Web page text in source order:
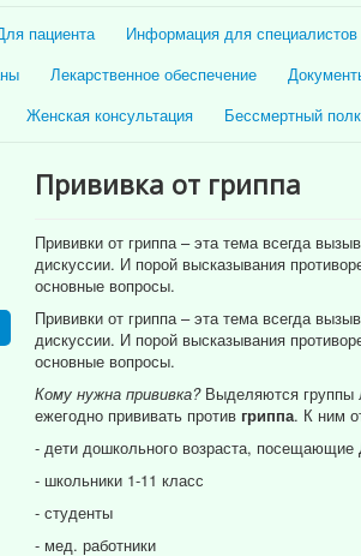
пациента Информация для специалистов
Лекарственное обеспечение
Женская консультация Бессмертный полк
Прививка от гриппа
Прививки от гриппа – эта тема всегда
дискуссии. И порой высказывания
основные вопросы.
Прививки от гриппа – эта тема всегда
дискуссии. И порой высказывания
основные вопросы.
Кому нужна прививка? Выделяются группы
ежегодно прививать против гриппа. К ним
- дети дошкольного возраста,
- школьники 1-11 класс
- студенты
- мед. работники